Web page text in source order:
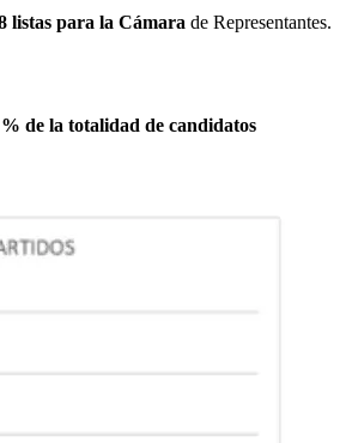
listas para la Cámara de Representantes.
de la totalidad de candidatos